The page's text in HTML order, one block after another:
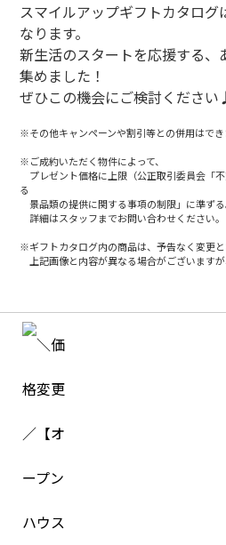
スマイルアップギフトカタログ
なります。
新生活のスタートを応援する、
集めました！
ぜひこの機会にご検討ください
※その他キャンペーンや割引等との併用はでき
※ご成約いただく物件によって、
プレゼント価格に上限（公正取引委員会「
る
景品類の提供に関する事項の制限」に準ずる
詳細はスタッフまでお問い合わせください。
※ギフトカタログ内の商品は、予告なく変更と
上記画像と内容が異なる場合がございますが